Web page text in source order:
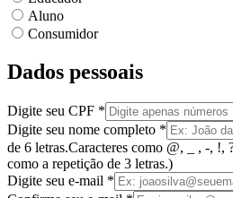
Aluno
Consumidor
Dados pessoais
Digite seu CPF *
Digite seu nome completo *
de 6 letras.Caracteres como @, _ , -, !,
como a repetição de 3 letras.)
Digite seu e-mail *